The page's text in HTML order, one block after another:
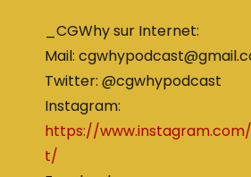
_CGWhy sur Internet:
Mail:
Twitter: @cgwhypodcast
Instagram:
https://
t/